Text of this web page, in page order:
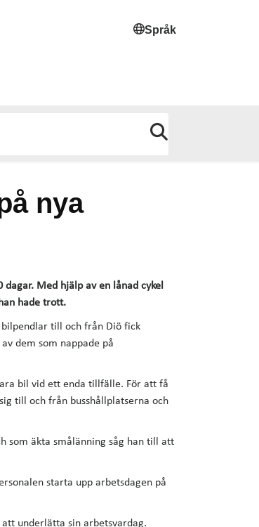
Språk
nya
Med hjälp av en lånad cykel
hade trott.
bilpendlar till och från Diö fick
dem som nappade på
bil vid ett enda tillfälle. För att få
till och från busshållplatserna och
som äkta smålänning såg han till att
starta upp arbetsdagen på
underlätta sin arbetsvardag.